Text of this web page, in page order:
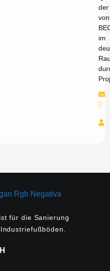
der
von
im
für die Sanierung